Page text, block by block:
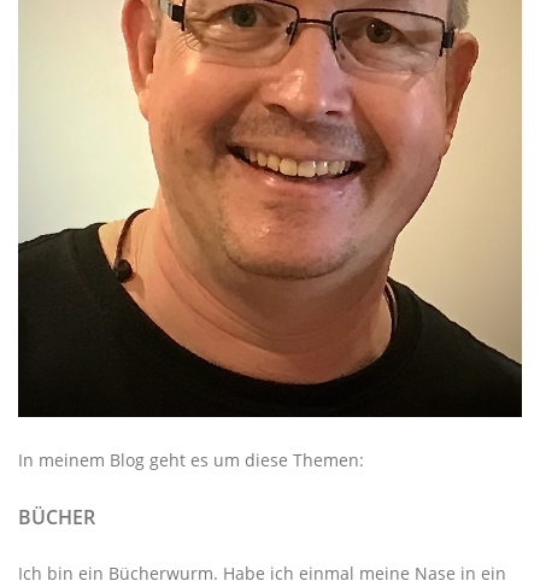
In meinem Blog geht es um diese Themen:
BÜCHER
Ich bin ein Bücherwurm. Habe ich einmal meine Nase in ein